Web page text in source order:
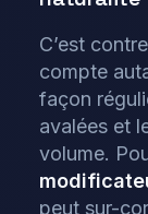
C’est
compte
façon
avalées et
volume.
peut sur-